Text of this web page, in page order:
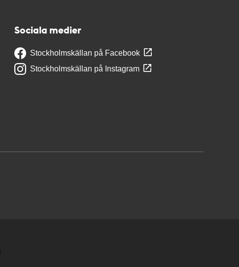
Sociala medier
Stockholmskällan på Facebook
Stockholmskällan på Instagram